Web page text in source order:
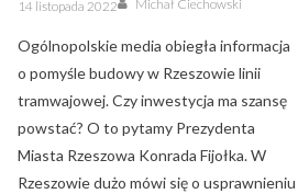
on
14 listopada 2022 Michał Ciechowski
Ogólnopolskie media obiegła informacja
o pomyśle budowy w Rzeszowie linii
tramwajowej. Czy inwestycja ma szansę
powstać? O to pytamy Prezydenta
Miasta Rzeszowa Konrada Fijołka. W
Rzeszowie dużo mówi się o usprawnieniu